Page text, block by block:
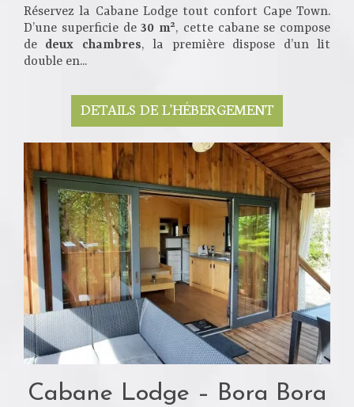
Réservez la Cabane Lodge tout confort Cape Town.
D’une superficie de30 m², cette cabane se compose
de deux chambres, la première dispose d’un lit
double en...
DETAILS DE L'HÉBERGEMENT
Cabane Lodge – Bora Bora